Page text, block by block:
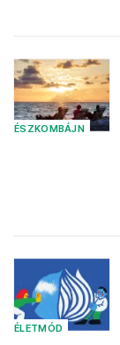
ÉSZKOMBÁJN
ÉLETMÓD